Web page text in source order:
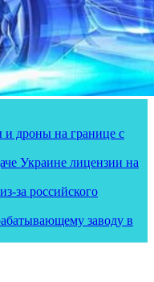
и дроны на границе с
Украине лицензии на
за российского
заводу в